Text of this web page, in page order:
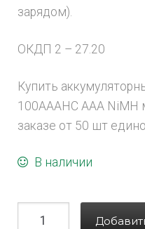
зарядом).
ОКДП 2 – 27.20
Купить
100AAAHC AAA
заказе от 50 шт
В наличии